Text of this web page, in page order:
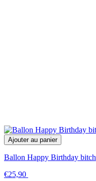
Ajouter au panier
Ballon Happy Birthday bitch
€25,90